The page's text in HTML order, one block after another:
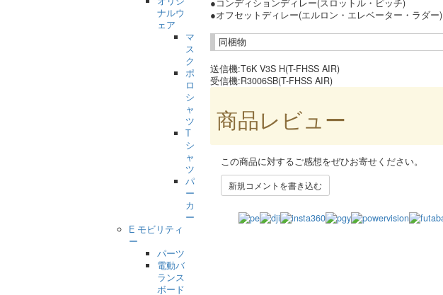
●コンディションディレー(スロットル・ピッチ)
●オフセットディレー(エルロン・エレベーター・ラダー)
同梱物
送信機:T6K V3S H(T-FHSS AIR)
受信機:R3006SB(T-FHSS AIR)
商品レビュー
この商品に対するご感想をぜひお寄せください。
新規コメントを書き込む
ナルウ
ェア
マ
ス
ク
ポ
ロ
シ
ャ
ツ
T
シ
ャ
ツ
パ
ー
カ
ー
E モビリティ
ー
パーツ
電動バ
ランス
ボード